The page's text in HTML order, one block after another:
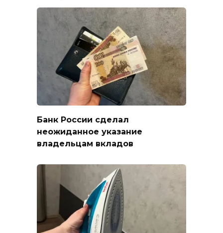
Банк России сделал
неожиданное указание
владельцам вкладов